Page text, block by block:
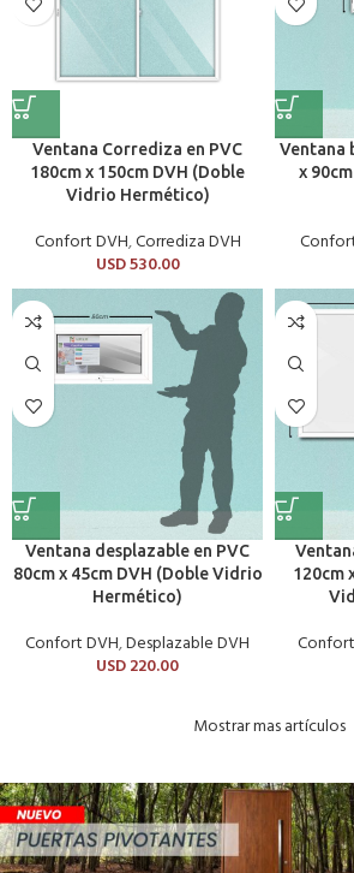
Ventana Corrediza en PVC
180cm x 150cm DVH (Doble
Vidrio Hermético)
Confort DVH,Corrediza DVH
USD530.00
Ventana
x
Ventana desplazable en PVC
80cm x 45cm DVH (Doble Vidrio
Hermético)
Confort DVH,Desplazable DVH
USD220.00
120cm
Mostrar mas artículos